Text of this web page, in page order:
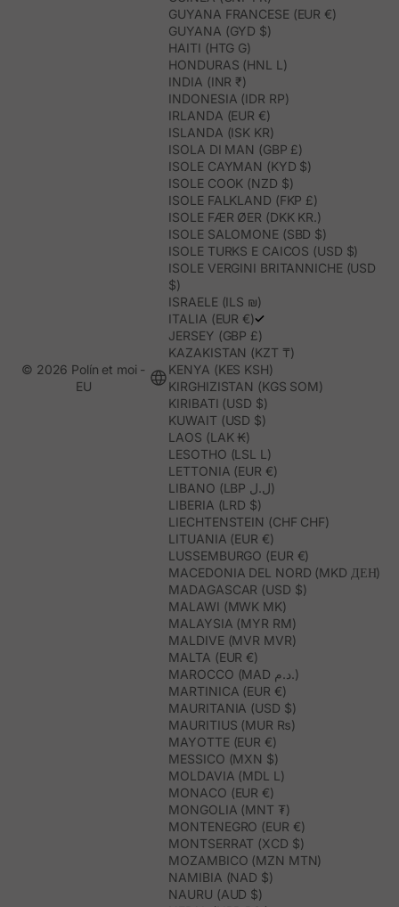
GUYANA FRANCESE (EUR €)
GUYANA (GYD $)
HAITI (HTG G)
HONDURAS (HNL L)
INDIA (INR ₹)
INDONESIA (IDR RP)
IRLANDA (EUR €)
ISLANDA (ISK KR)
ISOLA DI MAN (GBP £)
ISOLE CAYMAN (KYD $)
ISOLE COOK (NZD $)
ISOLE FALKLAND (FKP £)
ISOLE FÆR ØER (DKK KR.)
ISOLE SALOMONE (SBD $)
ISOLE TURKS E CAICOS (USD $)
ISOLE VERGINI BRITANNICHE (USD
$)
ISRAELE (ILS ₪)
ITALIA (EUR €)
JERSEY (GBP £)
KAZAKISTAN (KZT ₸)
KENYA (KES KSH)
KIRGHIZISTAN (KGS SOM)
KIRIBATI (USD $)
KUWAIT (USD $)
LAOS (LAK ₭)
LESOTHO (LSL L)
LETTONIA (EUR €)
LIBANO (LBP ل.ل)
LIBERIA (LRD $)
LIECHTENSTEIN (CHF CHF)
LITUANIA (EUR €)
LUSSEMBURGO (EUR €)
MACEDONIA DEL NORD (MKD ДЕН)
MADAGASCAR (USD $)
MALAWI (MWK MK)
MALAYSIA (MYR RM)
MALDIVE (MVR MVR)
MALTA (EUR €)
MAROCCO (MAD د.م.)
MARTINICA (EUR €)
MAURITANIA (USD $)
MAURITIUS (MUR ₨)
MAYOTTE (EUR €)
MESSICO (MXN $)
MOLDAVIA (MDL L)
MONACO (EUR €)
MONGOLIA (MNT ₮)
MONTENEGRO (EUR €)
MONTSERRAT (XCD $)
MOZAMBICO (MZN MTN)
NAMIBIA (NAD $)
NAURU (AUD $)
© 2026 Polín et moi -
EU